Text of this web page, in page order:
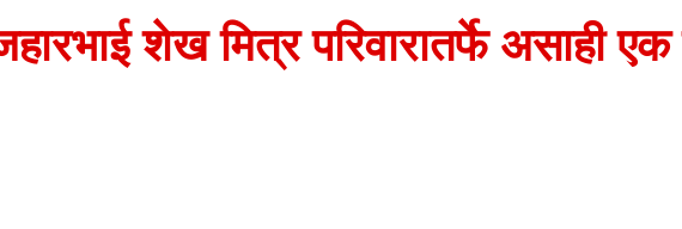
शेख मित्र परिवारातर्फे असाही